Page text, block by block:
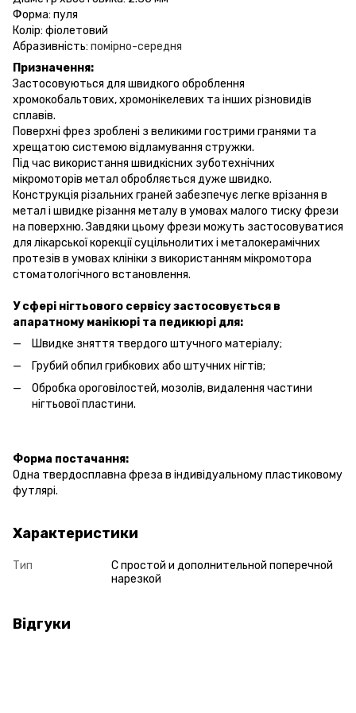
Форма: пуля
Колір: фіолетовий
Абразивність: помірно-середня
Призначення:
Застосовуються для швидкого оброблення
хромокобальтових, хромонікелевих та інших різновидів
сплавів.
Поверхні фрез зроблені з великими гострими гранями та
хрещатою системою відламування стружки.
Під час використання швидкісних зуботехнічних
мікромоторів метал обробляється дуже швидко.
Конструкція різальних граней забезпечує легке врізання в
метал і швидке різання металу в умовах малого тиску фрези
на поверхню. Завдяки цьому фрези можуть застосовуватися
для лікарської корекції суцільнолитих і металокерамічних
протезів в умовах клініки з використанням мікромотора
стоматологічного встановлення.
У сфері нігтьового сервісу застосовується в
апаратному манікюрі та педикюрі для:
Швидке зняття твердого штучного матеріалу;
Грубий обпил грибкових або штучних нігтів;
Обробка ороговілостей, мозолів, видалення частини
нігтьової пластини.
Форма постачання:
Одна твердосплавна фреза в індивідуальному пластиковому
футлярі.
Характеристики
Тип
С простой и дополнительной поперечной
нарезкой
Відгуки